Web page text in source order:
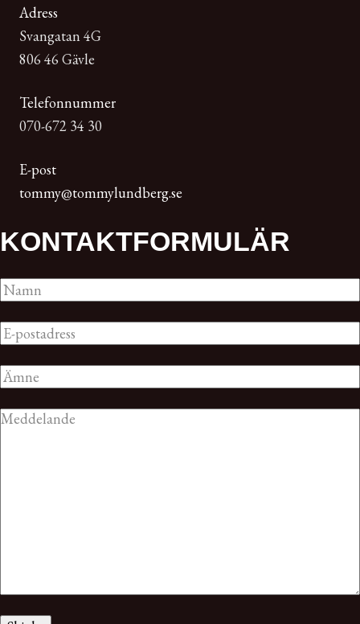
Adress
Svangatan 4G
806 46 Gävle
Telefonnummer
070-672 34 30
E-post
tommy@tommylundberg.se
KONTAKT­FORMULÄR